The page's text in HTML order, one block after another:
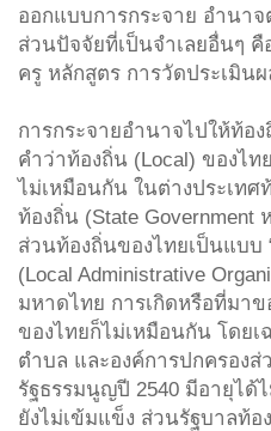
ออกแบบการกระจาย อำนา
ส่วนปัจจัยที่เป็นจำเลยอื่นๆ
ครู หลักสูตร การวัดประเมินผ
การกระจายอำนาจไปให้ท้อง
คำว่าท้องถิ่น (Local) ของไ
ไม่เหมือนกัน ในต่างประเทศ
ท้องถิ่น (State Government
ส่วนท้องถิ่นของไทยเป็นแบบ
(Local Administrative
มหาดไทย การเกิดหรือที่มา
ของไทยก็ไม่เหมือนกัน โดย
ตำบล และองค์การปกครองส่
รัฐธรรมนูญปี 2540 มีอายุได้
ยังไม่เข้มแข็ง ส่วนรัฐบาลท้อ